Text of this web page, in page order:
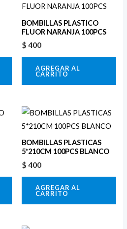
BOMBILLAS PLASTICO
FLUOR NARANJA 100PCS
$ 400
AGREGAR AL
CARRITO
BOMBILLAS PLASTICAS
5*210CM 100PCS BLANCO
$ 400
AGREGAR AL
CARRITO